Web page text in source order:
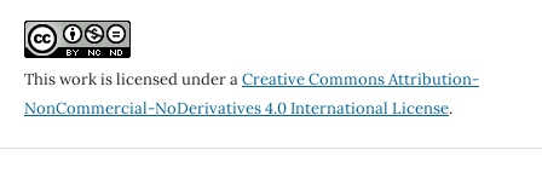
This work is licensed under aCreative Commons Attribution-
NonCommercial-NoDerivatives 4.0 International License.